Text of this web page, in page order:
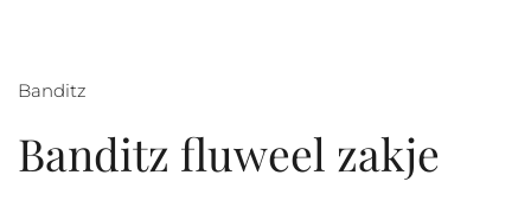
Banditz
Banditz fluweel zakje